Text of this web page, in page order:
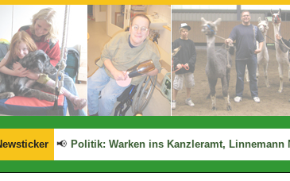
📢 Politik: Warken ins Kanzleramt, Linnemann